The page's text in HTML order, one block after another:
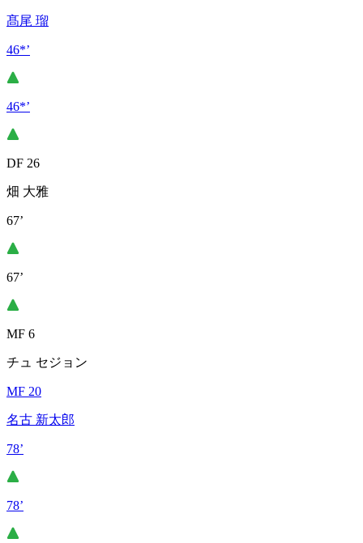
髙尾 瑠
46*’
46*’
DF 26
畑 大雅
67’
67’
MF 6
チュ セジョン
MF 20
名古 新太郎
78’
78’